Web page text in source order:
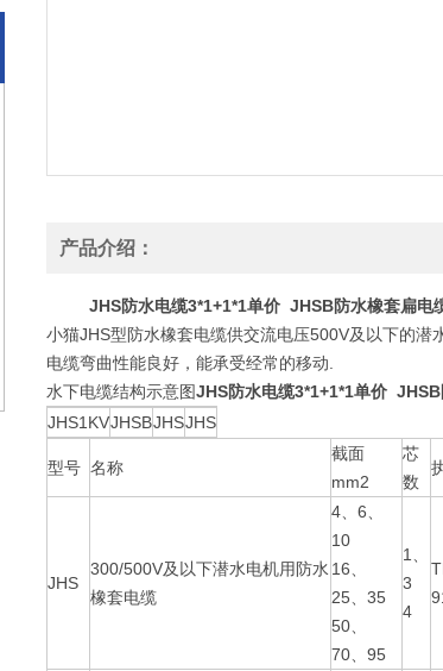
产品介绍：
JHS防水电缆3*1+1*1单价 JHSB防水橡套扁电
小猫JHS型防水橡套电缆供交流电压500V及以下的
电缆弯曲性能良好，能承受经常的移动.
水下电缆结构示意图JHS防水电缆3*1+1*1单价
JHS1KVJHSBJHSJHS
型号 名称
截面
mm2
芯
数
JHS
300/500V及以下潜水电机用防水
橡套电缆
4、6、
10
16、
25、35
50、
70、95
1、
3
4